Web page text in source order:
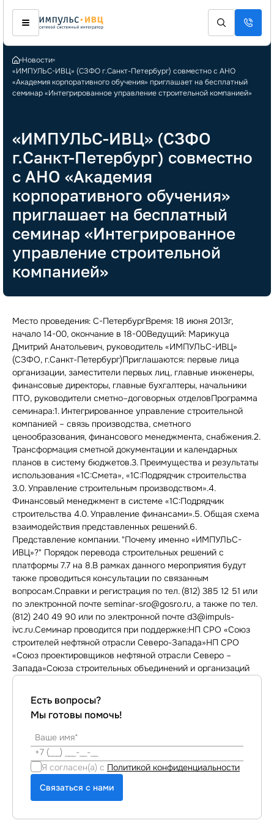
Новости
«ИМПУЛЬС-ИВЦ» (СЗФО г.Санкт-Петербург) совместно с АНО
«Академия корпоративного обучения» приглашает на бесплатный
семинар «Интегрированное управление строительной компанией»
«ИМПУЛЬС-ИВЦ» (СЗФО
г.Санкт-Петербург) совместно
с АНО «Академия
корпоративного обучения»
приглашает на бесплатный
семинар «Интегрированное
управление строительной
компанией»
Место проведения: С-ПетербургВремя: 18 июня 2013г,
начало 14-00, окончание в 18-00Ведущий: Марикуца
Дмитрий Анатольевич, руководитель «ИМПУЛЬС-ИВЦ»
(СЗФО, г.Санкт-Петербург)Приглашаются: первые лица
организации, заместители первых лиц, главные инженеры,
финансовые директоры, главные бухгалтеры, начальники
ПТО, руководители сметно–договорных отделовПрограмма
семинара:1. Интегрированное управление строительной
компанией – связь производства, сметного
ценообразования, финансового менеджмента, снабжения.2.
Трансформация сметной документации и календарных
планов в систему бюджетов.3. Преимущества и результаты
использования «1С:Смета», «1С:Подрядчик строительства
3.0. Управление строительным производством».4.
Финансовый менеджмент в системе «1С:Подрядчик
строительства 4.0. Управление финансами».5. Общая схема
взаимодействия представленных решений.6.
Представление компании. "Почему именно «ИМПУЛЬС-
ИВЦ»?" Порядок перевода строительных решений с
платформы 7.7 на 8.В рамках данного мероприятия будут
также проводиться консультации по связанным
вопросам.Справки и регистрация по тел. (812) 385 12 51 или
по электронной почте seminar-sro@gosro.ru, а также по тел.
(812) 240 49 90 или по электронной почте d3@impuls-
ivc.ru.Семинар проводится при поддержке:НП СРО «Союз
строителей нефтяной отрасли Северо-Запада»НП СРО
«Союз проектировщиков нефтяной отрасли Северо –
Запада»Союза строительных объединений и организаций
Есть вопросы?
Мы готовы помочь!
Я согласен(а) с Политикой конфиденциальности
Связаться с нами